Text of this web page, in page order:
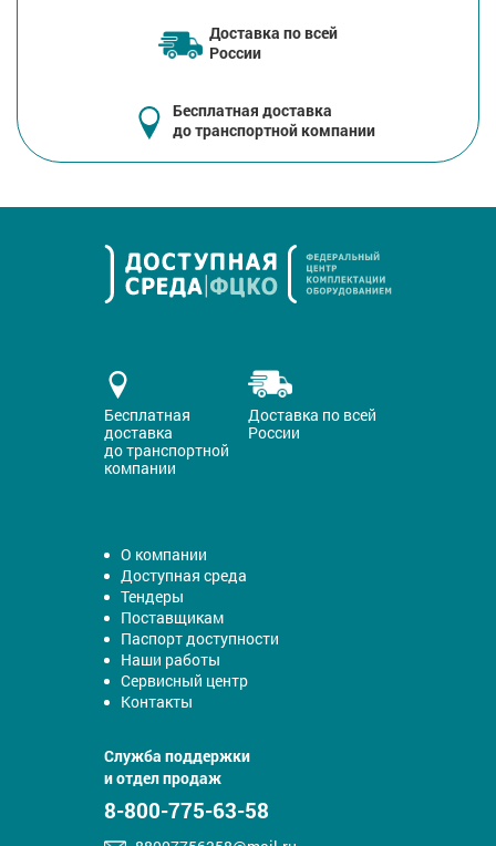
Доставка по всей
России
Бесплатная доставка
до транспортной компании
Бесплатная
доставка
до транспортной
компании
Доставка по всей
России
О компании
Доступная среда
Тендеры
Поставщикам
Паспорт доступности
Наши работы
Сервисный центр
Контакты
Служба поддержки
и отдел продаж
8-800-775-63-58